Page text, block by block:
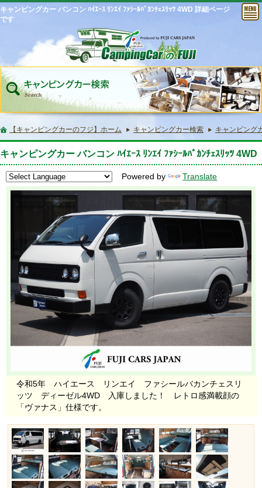
キャンピングカー バンコン ﾊｲｴｰｽ ﾘﾝｴｲ ﾌｧｼｰﾙﾊﾞｶﾝﾁｪｽﾘｯﾂ 4WD 詳細ページ
です
【キャンピングカーのフジ】ホーム キャンピングカー検索 キャンピング
キャンピングカー バンコン ﾊｲｴｰｽ ﾘﾝｴｲ ﾌｧｼｰﾙﾊﾞｶﾝﾁｪｽﾘｯﾂ 4WD
Powered by Translate
令和5年 ハイエース リンエイ ファシールバカンチェスリ
ッツ ディーゼル4WD 入庫しました！ レトロ感満載顔の
「ヴァナス」仕様です。